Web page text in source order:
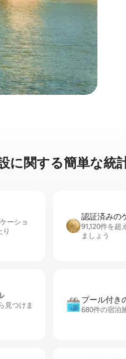
に関⁠す⁠る簡⁠単⁠な統⁠
ーショ
り
認証済みの
91,120件を超
ましょう
見つけま
プール付き
680件の宿泊